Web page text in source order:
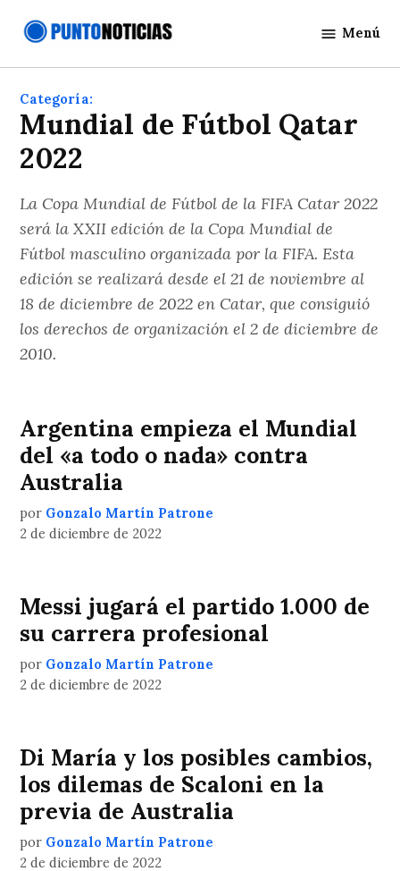
Noticias
Menú
Categoría:
Mundial de Fútbol Qatar
2022
La Copa Mundial de Fútbol de la FIFA Catar 2022
será la XXII edición de la Copa Mundial de
Fútbol masculino organizada por la FIFA. Esta
edición se realizará desde el 21 de noviembre al
18 de diciembre de 2022 en Catar, que consiguió
los derechos de organización el 2 de diciembre de
2010.​
Argentina empieza el Mundial
del «a todo o nada» contra
Australia
por Gonzalo Martín Patrone
2 de diciembre de 2022
Messi jugará el partido 1.000 de
su carrera profesional
por Gonzalo Martín Patrone
2 de diciembre de 2022
Di María y los posibles cambios,
los dilemas de Scaloni en la
previa de Australia
por Gonzalo Martín Patrone
2 de diciembre de 2022